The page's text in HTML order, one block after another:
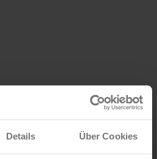
Details Über Cookies